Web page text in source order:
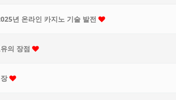
년 온라인 카지노 기술 발전
의 장점